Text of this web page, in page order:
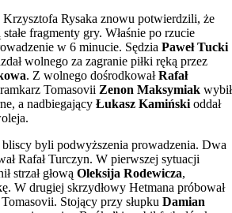
Krzysztofa Rysaka znowu potwierdzili, że
fragmenty gry. Właśnie po rzucie
w 6 minucie. Sędzia Paweł Tucki
wolnego za zagranie piłki ręką przez
. Z wolnego dośrodkowałRafał
Tomasovii Zenon Maksymiak wybił
a nadbiegający Łukasz Kamińskioddał
byli podwyższenia prowadzenia. Dwa
Rafał Turczyn. W pierwszej sytuacji
strzał głową Oleksija Rodewicza,
W drugiej skrzydłowy Hetmana próbował
Stojący przy słupku Damian